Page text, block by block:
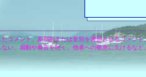
たコメント、差別的または差別を連想させるコメン
ない、扇動や暴言を吐く、他者への敬意に欠けるな